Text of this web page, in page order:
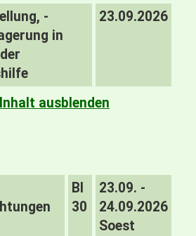
-
in
23.09.2026
Inhalt ausblenden
BI
30
23.09. -
24.09.2026
Soest